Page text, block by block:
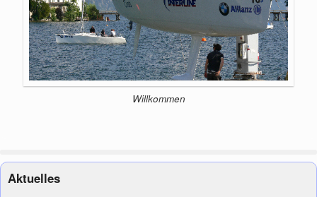
Willkommen
Aktuelles